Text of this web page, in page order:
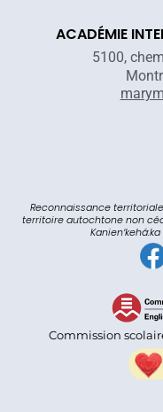
ACADÉMIE
5100,
Reconnaissance
territoire autochtone non
Commission